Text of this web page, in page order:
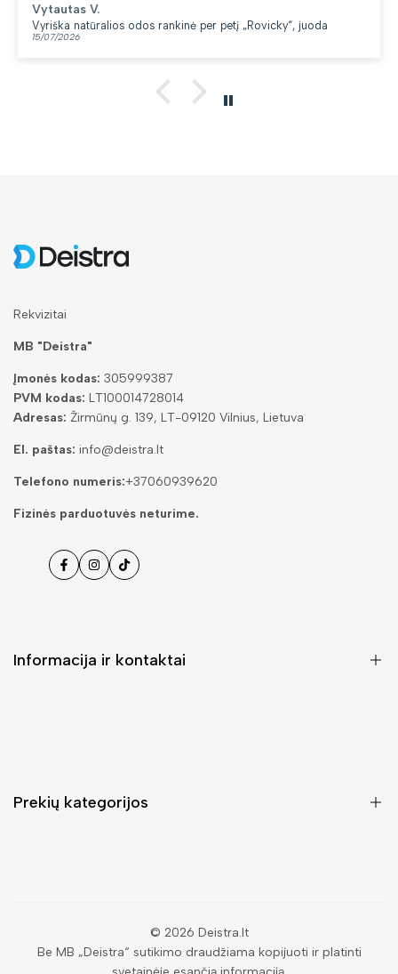
V.
natūralios odos rankinė per petį „Rovicky“, juoda
07/2026
Rekvizitai
MB "Deistra"
Įmonės kodas: 305999387
PVM kodas: LT100014728014
Adresas: Žirmūnų g. 139, LT-09120 Vilnius, Lietuva
El. paštas: info@deistra.lt
Telefono numeris:+37060939620
Fizinės parduotuvės neturime.
FacebookInstagramas
Tiktok
Informacija ir kontaktai
Prekių kategorijos
Kuprinės moterims
Vyriškos piniginės
© 2026 Deistra.lt
Be MB „Deistra“ sutikimo draudžiama kopijuoti ir platinti